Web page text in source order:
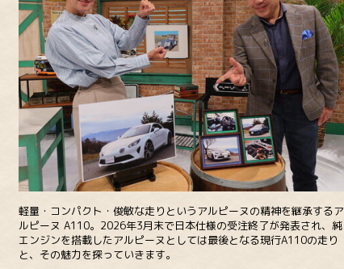
軽量・コンパクト・俊敏な走りというアルピーヌの精神を継承するア
ルピーヌ A110。2026年3月末で日本仕様の受注終了が発表され、純
エンジンを搭載したアルピーヌとしては最後となる現行A110の走り
と、その魅力を探っていきます。